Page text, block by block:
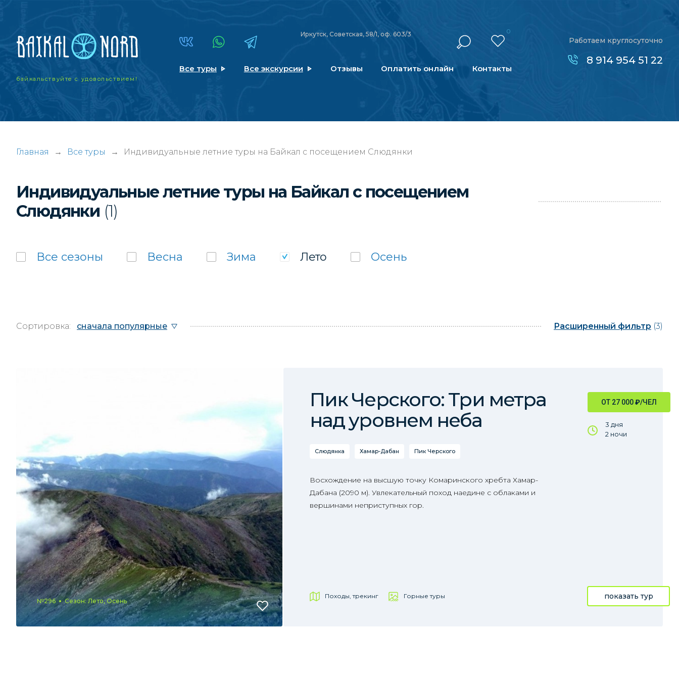
байкальствуйтес удовольствием!
Иркутск, Советская, 58/1, оф. 603/3 0
Все туры Все экскурсии Отзывы Оплатить онлайн Контакты
Работаем круглосуточно
8 914 954 51 22
Главная → Все туры → Индивидуальные летние туры на Байкал с посещением Слюдянки
Индивидуальные летние туры на Байкал с посещением
Слюдянки (1)
Все сезоны Весна Зима Лето Осень
Сортировка: сначала популярные Расширенный фильтр (3)
№296 Сезон: Лето, Осень
ОТ 27 000₽/ЧЕЛ
3 дня
2 ночи
Пик Черского: Три метра
над уровнем неба
Слюдянка Хамар-Дабан Пик Черского
Восхождение на высшую точку Комаринского хребта Хамар-
Дабана (2090 м). Увлекательный поход наедине с облаками и
вершинами неприступных гор.
Походы, трекинг Горные туры показать тур